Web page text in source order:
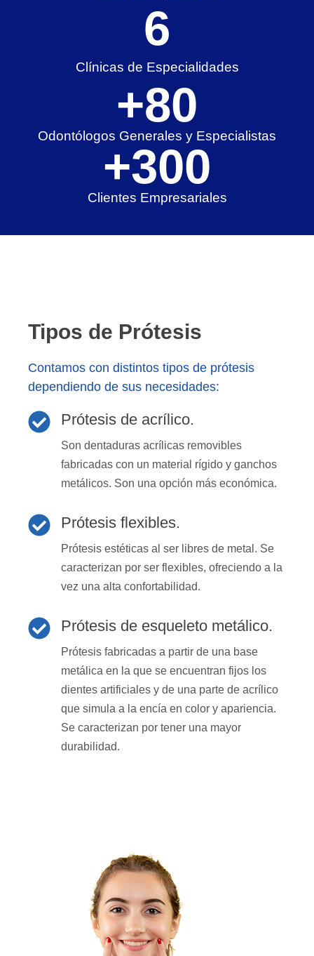
Clínicas de Especialidades
6
Odontólogos Generales y Especialistas
+80
Clientes Empresariales
+300
Tipos de Prótesis​
Contamos con distintos tipos de prótesis
dependiendo de sus necesidades:
Prótesis de acrílico.
Son dentaduras acrílicas removibles
fabricadas con un material rígido y ganchos
metálicos. Son una opción más económica.
Prótesis flexibles.
Prótesis estéticas al ser libres de metal. Se
caracterizan por ser flexibles, ofreciendo a la
vez una alta confortabilidad.
Prótesis de esqueleto metálico.
Prótesis fabricadas a partir de una base
metálica en la que se encuentran fijos los
dientes artificiales y de una parte de acrílico
que simula a la encía en color y apariencia.
Se caracterizan por tener una mayor
durabilidad.